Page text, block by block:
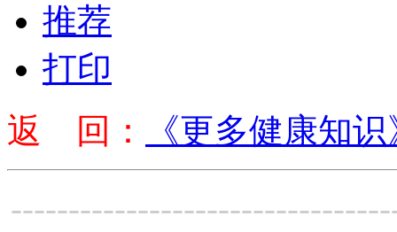
推荐
打印
返 回：
《更多健康知